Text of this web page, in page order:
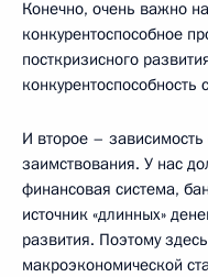
Конечно, очень важно
конкурентоспособное
посткризисного
И второе –
заимствования. У нас
финансовая система,
источник «длинных»
развития. Поэтому
макроэкономической